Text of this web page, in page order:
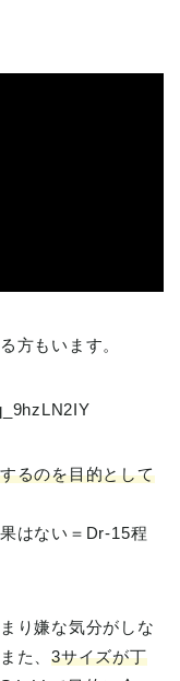
方もいます。
るのを目的として
はない＝Dr-15程
り嫌な気分がしな
た、3サイズが丁